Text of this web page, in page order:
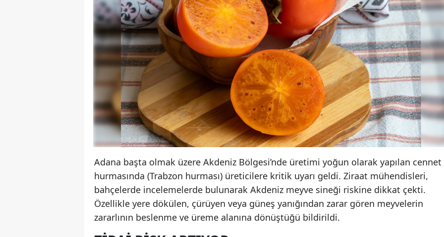
Adana başta olmak üzere Akdeniz Bölgesi’nde üretimi yoğun olarak yapılan cennet
hurmasında (Trabzon hurması) üreticilere kritik uyarı geldi. Ziraat mühendisleri,
bahçelerde incelemelerde bulunarak Akdeniz meyve sineği riskine dikkat çekti.
Özellikle yere dökülen, çürüyen veya güneş yanığından zarar gören meyvelerin
zararlının beslenme ve üreme alanına dönüştüğü bildirildi.